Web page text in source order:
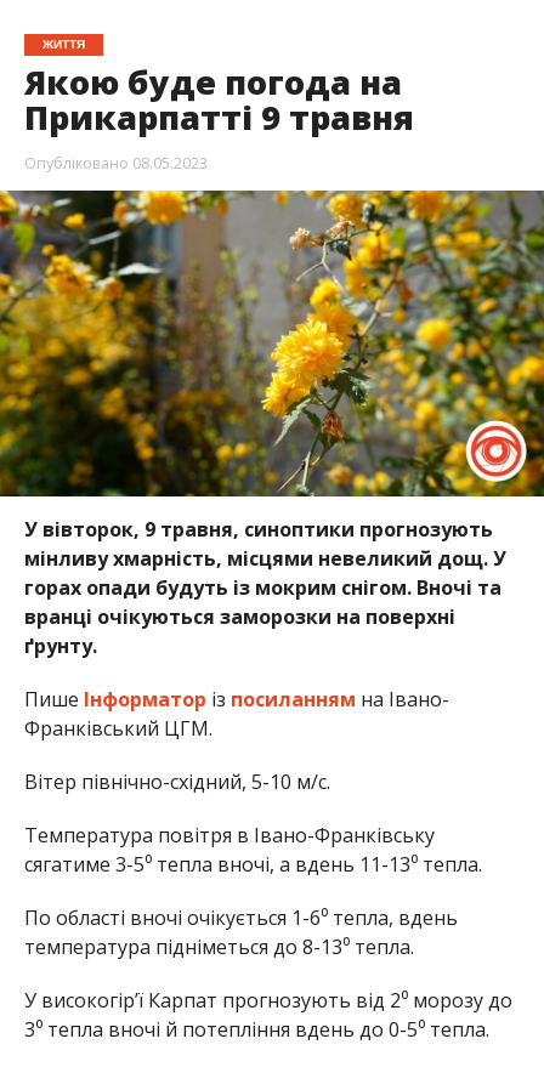
ЖИТТЯ
Якою буде погода на
Прикарпатті 9 травня
Опубліковано 08.05.2023
У вівторок, 9 травня, синоптики прогнозують
мінливу хмарність, місцями невеликий дощ. У
горах опади будуть із мокрим снігом. Вночі та
вранці очікуються заморозки на поверхні
ґрунту.
Пише Інформатор із посиланням на Івано-
Франківський ЦГМ.
Вітер північно-східний, 5-10 м/с.
Температура повітря в Івано-Франківську
сягатиме 3-5⁰ тепла вночі, а вдень 11-13⁰ тепла.
По області вночі очікується 1-6⁰ тепла, вдень
температура підніметься до 8-13⁰ тепла.
У високогір’ї Карпат прогнозують від 2⁰ морозу до
3⁰ тепла вночі й потепління вдень до 0-5⁰ тепла.